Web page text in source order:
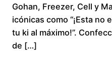
Gohan, Freezer, Cell y
icónicas como “¡Esta no
tu ki al máximo!”.
de […]